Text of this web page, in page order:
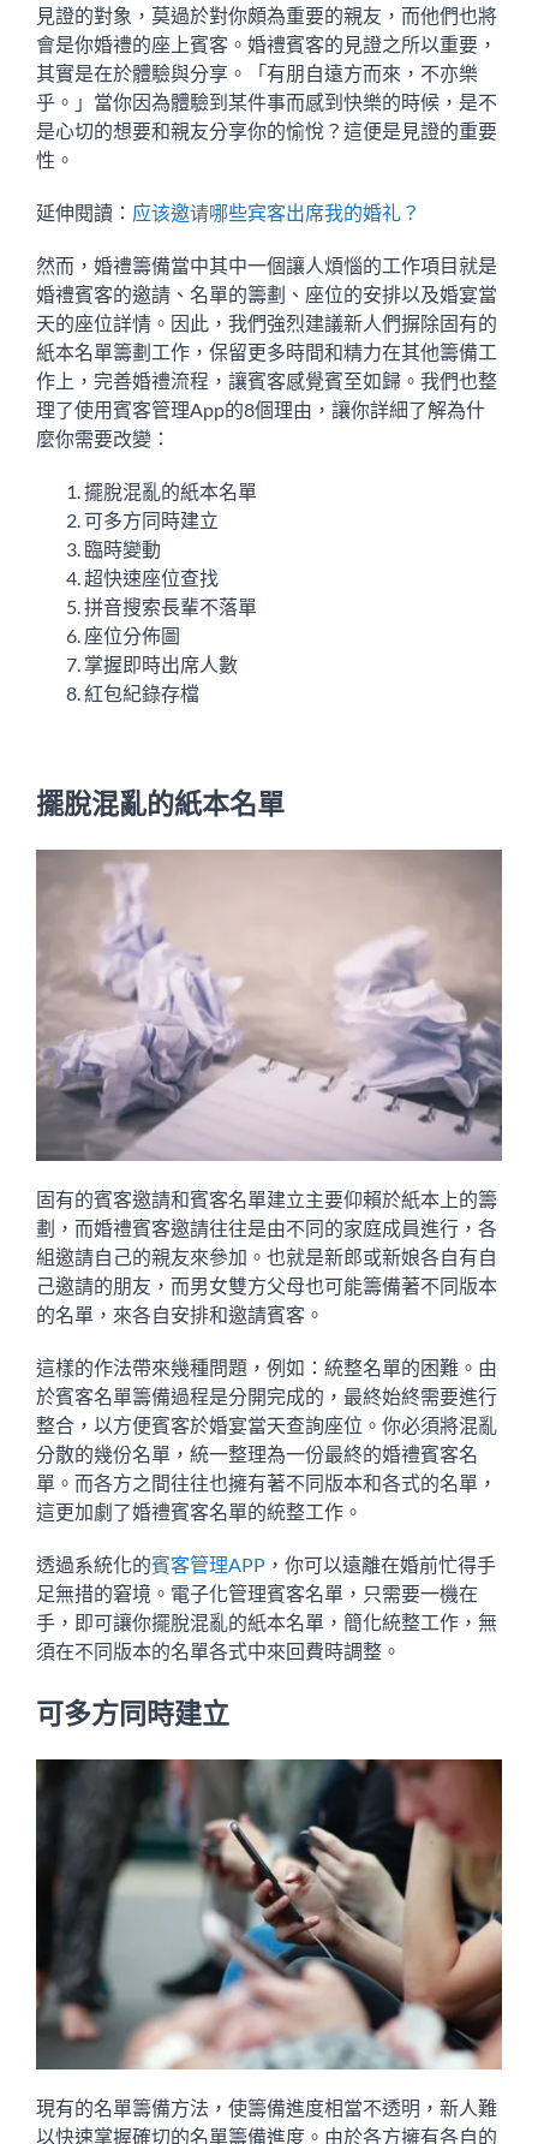
見證的對象，莫過於對你頗為重要的親友，而他們也將
會是你婚禮的座上賓客。婚禮賓客的見證之所以重要，
其實是在於體驗與分享。「有朋自遠方而來，不亦樂
乎。」當你因為體驗到某件事而感到快樂的時候，是不
是心切的想要和親友分享你的愉悅？這便是見證的重要
性。
延伸閱讀： 应该邀请哪些宾客出席我的婚礼？
然而，婚禮籌備當中其中一個讓人煩惱的工作項目就是
婚禮賓客的邀請、名單的籌劃、座位的安排以及婚宴當
天的座位詳情。因此，我們強烈建議新人們摒除固有的
紙本名單籌劃工作，保留更多時間和精力在其他籌備工
作上，完善婚禮流程，讓賓客感覺賓至如歸。我們也整
理了使用賓客管理App的8個理由，讓你詳細了解為什
麼你需要改變：
擺脫混亂的紙本名單
可多方同時建立
臨時變動
超快速座位查找
拼音搜索長輩不落單
座位分佈圖
掌握即時出席人數
紅包紀錄存檔
擺脫混亂的紙本名單
固有的賓客邀請和賓客名單建立主要仰賴於紙本上的籌
劃，而婚禮賓客邀請往往是由不同的家庭成員進行，各
組邀請自己的親友來參加。也就是新郎或新娘各自有自
己邀請的朋友，而男女雙方父母也可能籌備著不同版本
的名單，來各自安排和邀請賓客。
這樣的作法帶來幾種問題，例如：統整名單的困難。由
於賓客名單籌備過程是分開完成的，最終始終需要進行
整合，以方便賓客於婚宴當天查詢座位。你必須將混亂
分散的幾份名單，統一整理為一份最終的婚禮賓客名
單。而各方之間往往也擁有著不同版本和各式的名單，
這更加劇了婚禮賓客名單的統整工作。
透過系統化的賓客管理APP ，你可以遠離在婚前忙得手
足無措的窘境。電子化管理賓客名單，只需要一機在
手，即可讓你擺脫混亂的紙本名單，簡化統整工作，無
須在不同版本的名單各式中來回費時調整。
可多方同時建立
現有的名單籌備方法，使籌備進度相當不透明，新人難
以快速掌握確切的名單籌備進度。由於各方擁有各自的